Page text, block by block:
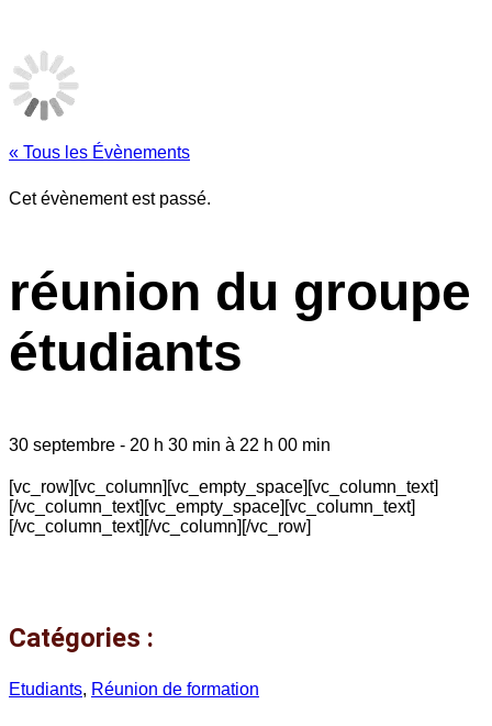
« Tous les Évènements
Cet évènement est passé.
réunion du groupe
étudiants
30 septembre - 20 h 30 min à 22 h 00 min
[vc_row][vc_column][vc_empty_space][vc_column_text]
[/vc_column_text][vc_empty_space][vc_column_text]
[/vc_column_text][/vc_column][/vc_row]
Catégories :
Etudiants, Réunion de formation